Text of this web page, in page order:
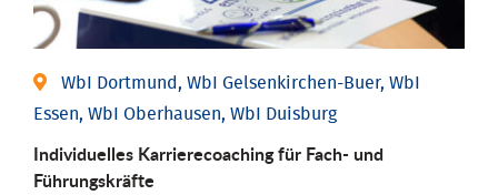
WbI Dortmund, WbI Gelsenkirchen-Buer, WbI
Essen, WbI Oberhausen, WbI Duisburg
Individu­elles Karrierecoaching für Fach-­ und
Führungs­kräfte